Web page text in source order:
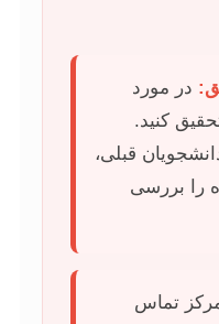
در مورد
کنید.
قبلی،
را بررسی
تماس